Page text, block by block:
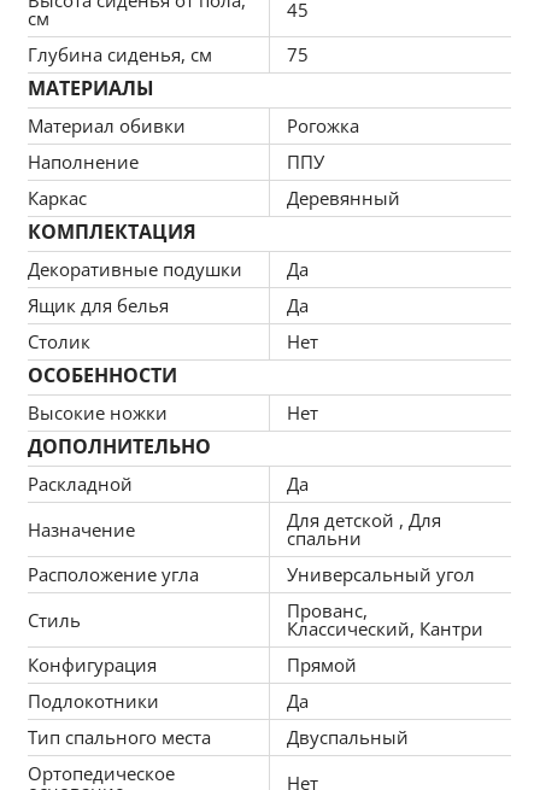
высокие характеристики изделия, препятствует
скапливанию влаги. Уход прост благодаря
качественной ткани.
Стойкость к деформации и эластичность
Отличная эластичность и устойчивость к
деформации – гарантия легкого и быстрого
восстановления формы после сидения.
Эргономичность
Конструкция приспосабливается под контур
тела. Доступная цена выступает
дополнительным преимуществом.
Компактность
При компактных габаритах: 210x84x111 см
подойдет для комнат любых размеров, легко
раскладывается, обеспечивая спальное место
153x190 см.
см
45
Глубина сиденья, см
75
МАТЕРИАЛЫ
Материал обивки
Рогожка
Наполнение
ППУ
Каркас
Деревянный
КОМПЛЕКТАЦИЯ
Декоративные подушки
Да
Ящик для белья
Да
Столик
Нет
ОСОБЕННОСТИ
Высокие ножки Нет
ДОПОЛНИТЕЛЬНО
Раскладной
Да
Назначение
Для детской , Для
спальни
Расположение угла
Универсальный угол
Стиль
Прованс,
Классический, Кантри
Конфигурация
Прямой
Подлокотники
Да
Тип спального места
Двуспальный
Ортопедическое
Нет